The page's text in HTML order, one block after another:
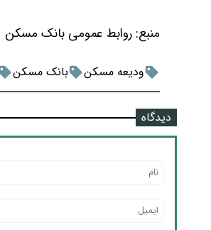
منبع: روابط عمومی بانک مسکن
ودیعه مسکن بانک مسکن
دیدگاه